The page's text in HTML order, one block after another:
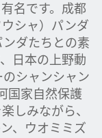
名です。成都
シャ）パンダ
ダたちとの素
日本の上野動
シャンシャン
国家自然保護
しみながら、
、ウオミミズ